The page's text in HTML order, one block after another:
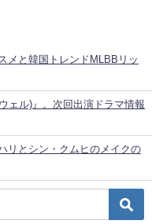
メと韓国トレンドMLBBリッ
ェル)』。次回出演ドラマ情報
リとシン・クムヒのメイクの